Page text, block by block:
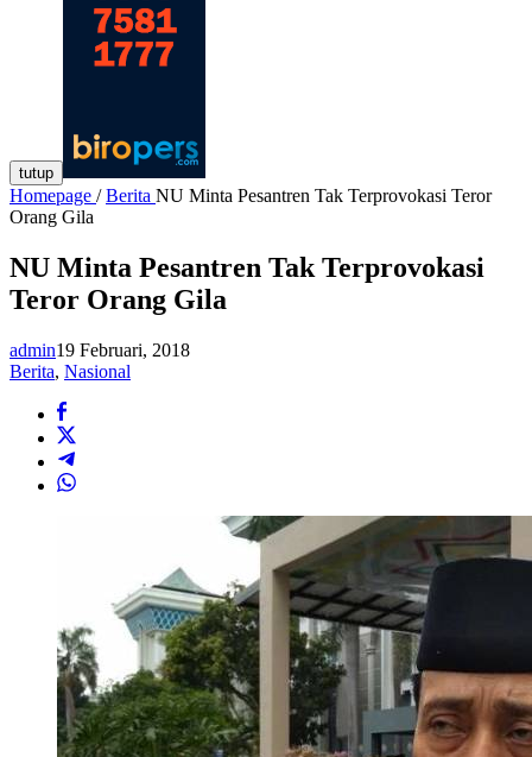
tutup
Homepage / Berita NU Minta Pesantren Tak Terprovokasi Teror
Orang Gila
NU Minta Pesantren Tak Terprovokasi
Teror Orang Gila
admin19 Februari, 2018
Berita, Nasional